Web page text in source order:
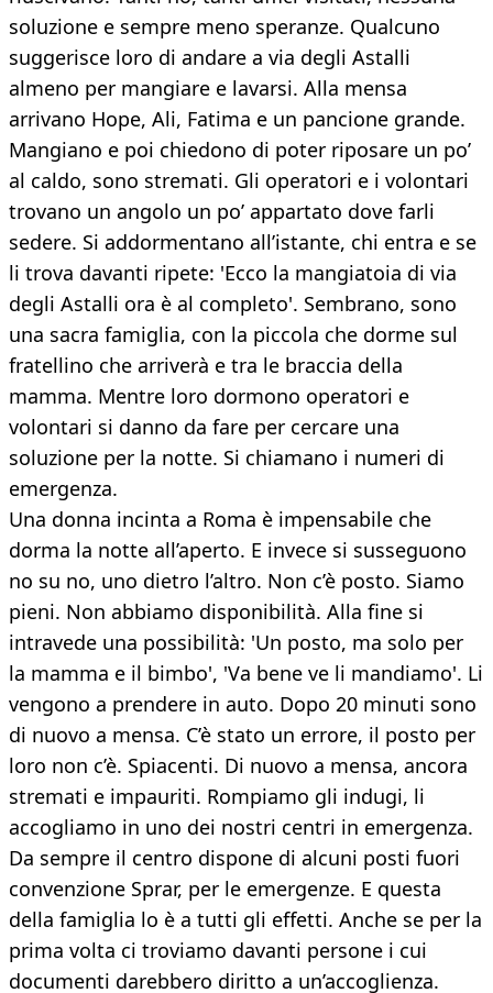
soluzione e sempre meno speranze. Qualcuno
suggerisce loro di andare a via degli Astalli
almeno per mangiare e lavarsi. Alla mensa
arrivano Hope, Ali, Fatima e un pancione grande.
Mangiano e poi chiedono di poter riposare un po’
al caldo, sono stremati. Gli operatori e i volontari
trovano un angolo un po’ appartato dove farli
sedere. Si addormentano all’istante, chi entra e se
li trova davanti ripete: 'Ecco la mangiatoia di via
degli Astalli ora è al completo'. Sembrano, sono
una sacra famiglia, con la piccola che dorme sul
fratellino che arriverà e tra le braccia della
mamma. Mentre loro dormono operatori e
volontari si danno da fare per cercare una
soluzione per la notte. Si chiamano i numeri di
emergenza.
Una donna incinta a Roma è impensabile che
dorma la notte all’aperto. E invece si susseguono
no su no, uno dietro l’altro. Non c’è posto. Siamo
pieni. Non abbiamo disponibilità. Alla fine si
intravede una possibilità: 'Un posto, ma solo per
la mamma e il bimbo', 'Va bene ve li mandiamo'. Li
vengono a prendere in auto. Dopo 20 minuti sono
di nuovo a mensa. C’è stato un errore, il posto per
loro non c’è. Spiacenti. Di nuovo a mensa, ancora
stremati e impauriti. Rompiamo gli indugi, li
accogliamo in uno dei nostri centri in emergenza.
Da sempre il centro dispone di alcuni posti fuori
convenzione Sprar, per le emergenze. E questa
della famiglia lo è a tutti gli effetti. Anche se per la
prima volta ci troviamo davanti persone i cui
documenti darebbero diritto a un’accoglienza.